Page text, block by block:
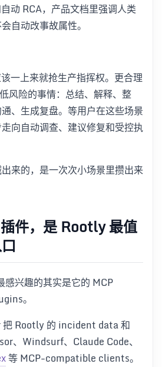
动 RCA，产品文档里强调人类
自动改事故属性。
一上来就抢生产指挥权。更合理
风险的事情：总结、解释、整
、生成复盘。等用户在这些场景
向自动调查、建议修复和受控执
来的，是一次次小场景里攒出来
件，是 Rootly 最值
兴趣的其实是它的 MCP
。
把 Rootly 的 incident data 和
、Windsurf、Claude Code、
等 MCP-compatible clients。